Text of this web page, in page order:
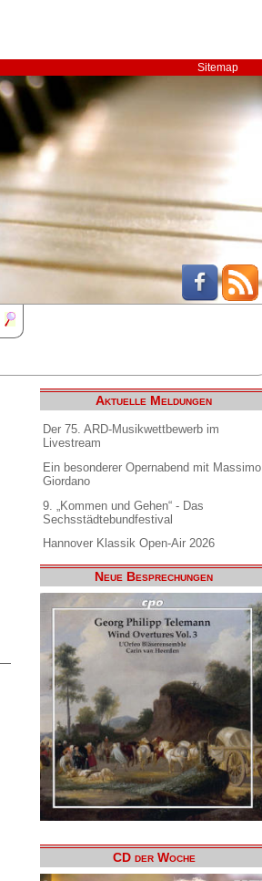
Sitemap
Aktuelle Meldungen
Der 75. ARD-Musikwettbewerb im
Livestream
Ein besonderer Opernabend mit Massimo
Giordano
9. „Kommen und Gehen“ - Das
Sechsstädtebundfestival
Hannover Klassik Open-Air 2026
Neue Besprechungen
CD der Woche